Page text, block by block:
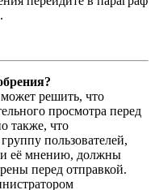
решить, что
просмотра перед
также, что
пользователей,
её мнению, должны
перед отправкой.